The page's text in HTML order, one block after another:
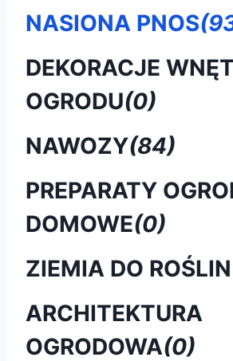
NASIONA PNOS
DEKORACJE
OGRODU(0)
NAWOZY(84)
PREPARATY
DOMOWE(0)
ZIEMIA DO ROŚLIN
ARCHITEKTURA
OGRODOWA(0)